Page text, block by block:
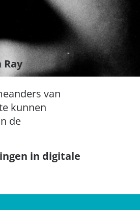
Ray
van
kunnen
de
in digitale